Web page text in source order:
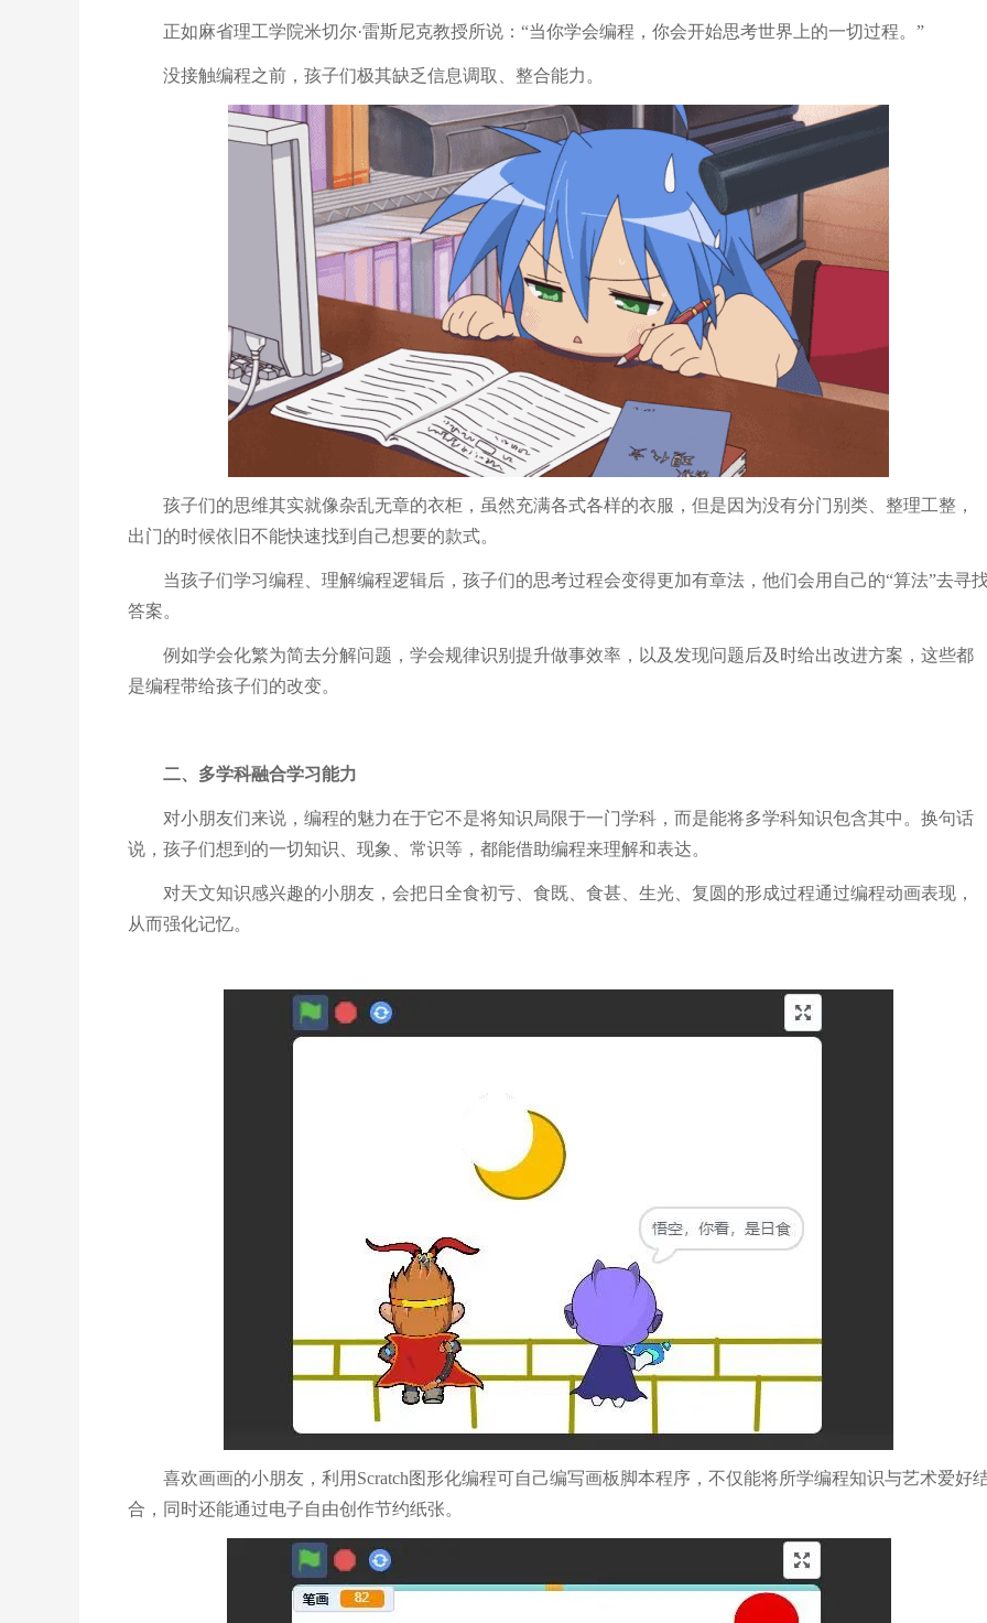
正如麻省理工学院米切尔·雷斯尼克教授所说： “当你学会编程，你会开始思考世界上的一切过程。 ”
没接触编程之前，孩子们极其缺乏信息调取、整合能力。
孩子们的思维其实就像杂乱无章的衣柜，虽然充满各式各样的衣服，但是因为没有分门别类、整理工整，
出门的时候依旧不能快速找到自己想要的款式。
当孩子们学习编程、理解编程逻辑后，孩子们的思考过程会变得更加有章法，他们会用自己的“算法”去寻
答案。
例如学会化繁为简去分解问题，学会规律识别提升做事效率，以及发现问题后及时给出改进方案，这些都
是编程带给孩子们的改变。
二、多学科融合学习能力
对小朋友们来说，编程的魅力在于它不是将知识局限于一门学科，而是能将多学科知识包含其中。换句话
说，孩子们想到的一切知识、现象、常识等，都能借助编程来理解和表达。
对天文知识感兴趣的小朋友，会把日全食初亏、食既、食甚、生光、复圆的形成过程通过编程动画表现，
从而强化记忆。
喜欢画画的小朋友，利用 Scratch图形化编程可自己编写画板脚本程序，不仅能将所学编程知识与艺术爱好
合，同时还能通过电子自由创作节约纸张。